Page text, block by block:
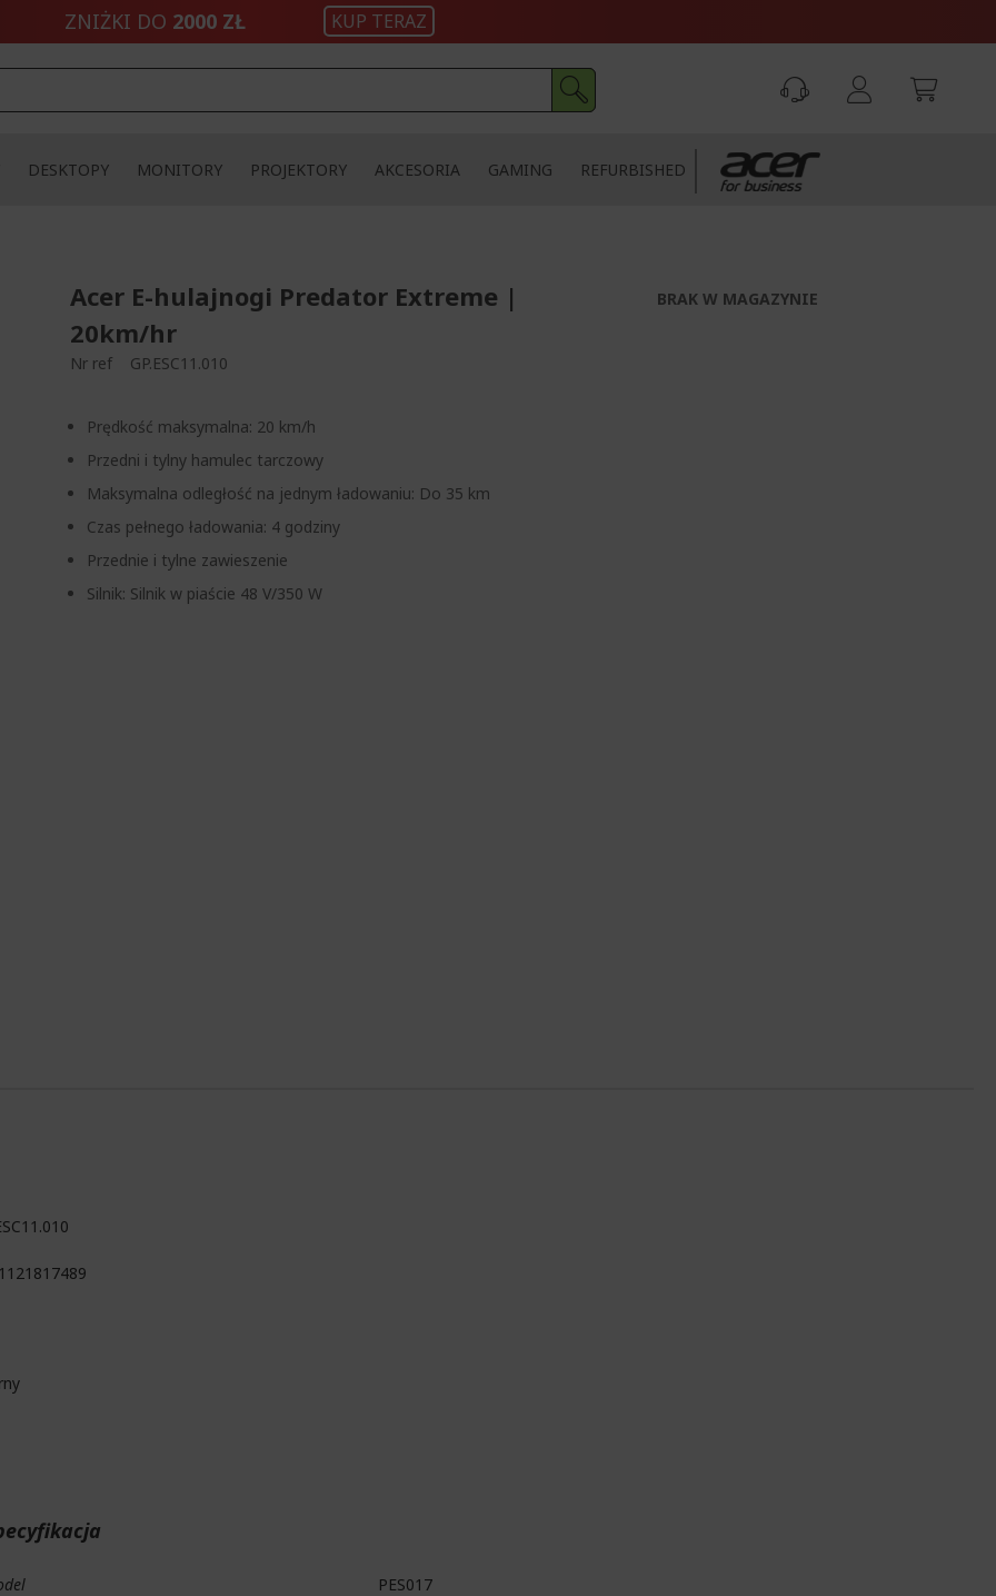
ZNIŻKI DO 2000 ZŁ KUP TERAZ
DESKTOPY MONITORY PROJEKTORY AKCESORIA GAMING REFURBISHED
Acer E-hulajnogi Predator Extreme |
20km/hr
Nr ref GP.ESC11.010
Prędkość maksymalna: 20 km/h
Przedni i tylny hamulec tarczowy
Maksymalna odległość na jednym ładowaniu: Do 35 km
Czas pełnego ładowania: 4 godziny
Przednie i tylne zawieszenie
Silnik: Silnik w piaście 48 V/350 W
BRAK W MAGAZYNIE
PES017